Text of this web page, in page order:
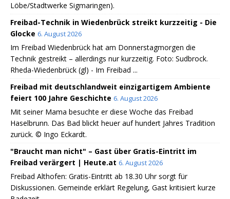
Löbe/Stadtwerke Sigmaringen).
Freibad-Technik in Wiedenbrück streikt kurzzeitig - Die
Glocke 6. August 2026
Im Freibad Wiedenbrück hat am Donnerstagmorgen die
Technik gestreikt – allerdings nur kurzzeitig. Foto: Sudbrock.
Rheda-Wiedenbrück (gl) - Im Freibad ...
Freibad mit deutschlandweit einzigartigem Ambiente
feiert 100 Jahre Geschichte 6. August 2026
Mit seiner Mama besuchte er diese Woche das Freibad
Haselbrunn. Das Bad blickt heuer auf hundert Jahres Tradition
zurück. © Ingo Eckardt.
"Braucht man nicht" – Gast über Gratis-Eintritt im
Freibad verärgert | Heute.at 6. August 2026
Freibad Althofen: Gratis-Eintritt ab 18.30 Uhr sorgt für
Diskussionen. Gemeinde erklärt Regelung, Gast kritisiert kurze